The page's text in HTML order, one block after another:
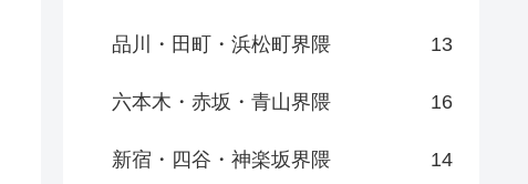
品川・田町・浜松町界隈 13
六本木・赤坂・青山界隈 16
新宿・四谷・神楽坂界隈 14